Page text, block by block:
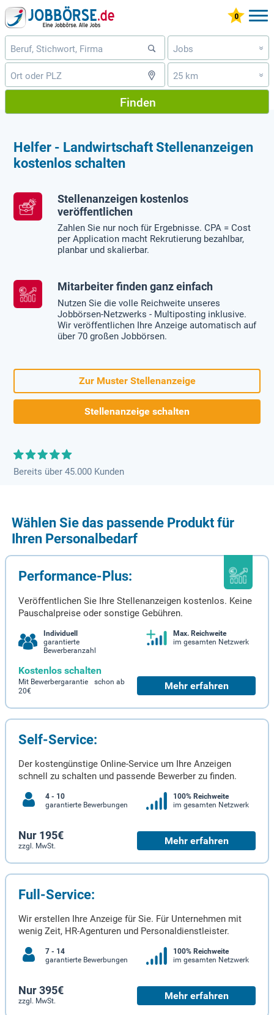
Jobs »
25 km »
Finden
Helfer - Landwirtschaft Stellenanzeigen
kostenlos schalten
Stellenanzeigen kostenlos
veröffentlichen
Zahlen Sie nur noch für Ergebnisse. CPA = Cost
per Application macht Rekrutierung bezahlbar,
planbar und skalierbar.
Mitarbeiter finden ganz einfach
Nutzen Sie die volle Reichweite unseres
Jobbörsen-Netzwerks - Multiposting inklusive.
Wir veröffentlichen Ihre Anzeige automatisch auf
über 70 großen Jobbörsen.
Zur Muster Stellenanzeige
Stellenanzeige schalten
Bereits über 45.000 Kunden
Wählen Sie das passende Produkt für
Ihren Personalbedarf
Performance-Plus:
Veröffentlichen Sie Ihre Stellenanzeigen kostenlos. Keine
Pauschalpreise oder sonstige Gebühren.
Individuell
garantierte
Bewerberanzahl
Max. Reichweite
im gesamten Netzwerk
Kostenlos schalten
Mit Bewerbergarantie schon ab
20€
Mehr erfahren
Self-Service:
Der kostengünstige Online-Service um Ihre Anzeigen
schnell zu schalten und passende Bewerber zu finden.
4 - 10
garantierte Bewerbungen
100% Reichweite
im gesamten Netzwerk
Nur 195€
zzgl. MwSt. Mehr erfahren
Full-Service:
Wir erstellen Ihre Anzeige für Sie. Für Unternehmen mit
wenig Zeit, HR-Agenturen und Personaldienstleister.
7 - 14
garantierte Bewerbungen
100% Reichweite
im gesamten Netzwerk
Nur 395€
zzgl. MwSt. Mehr erfahren